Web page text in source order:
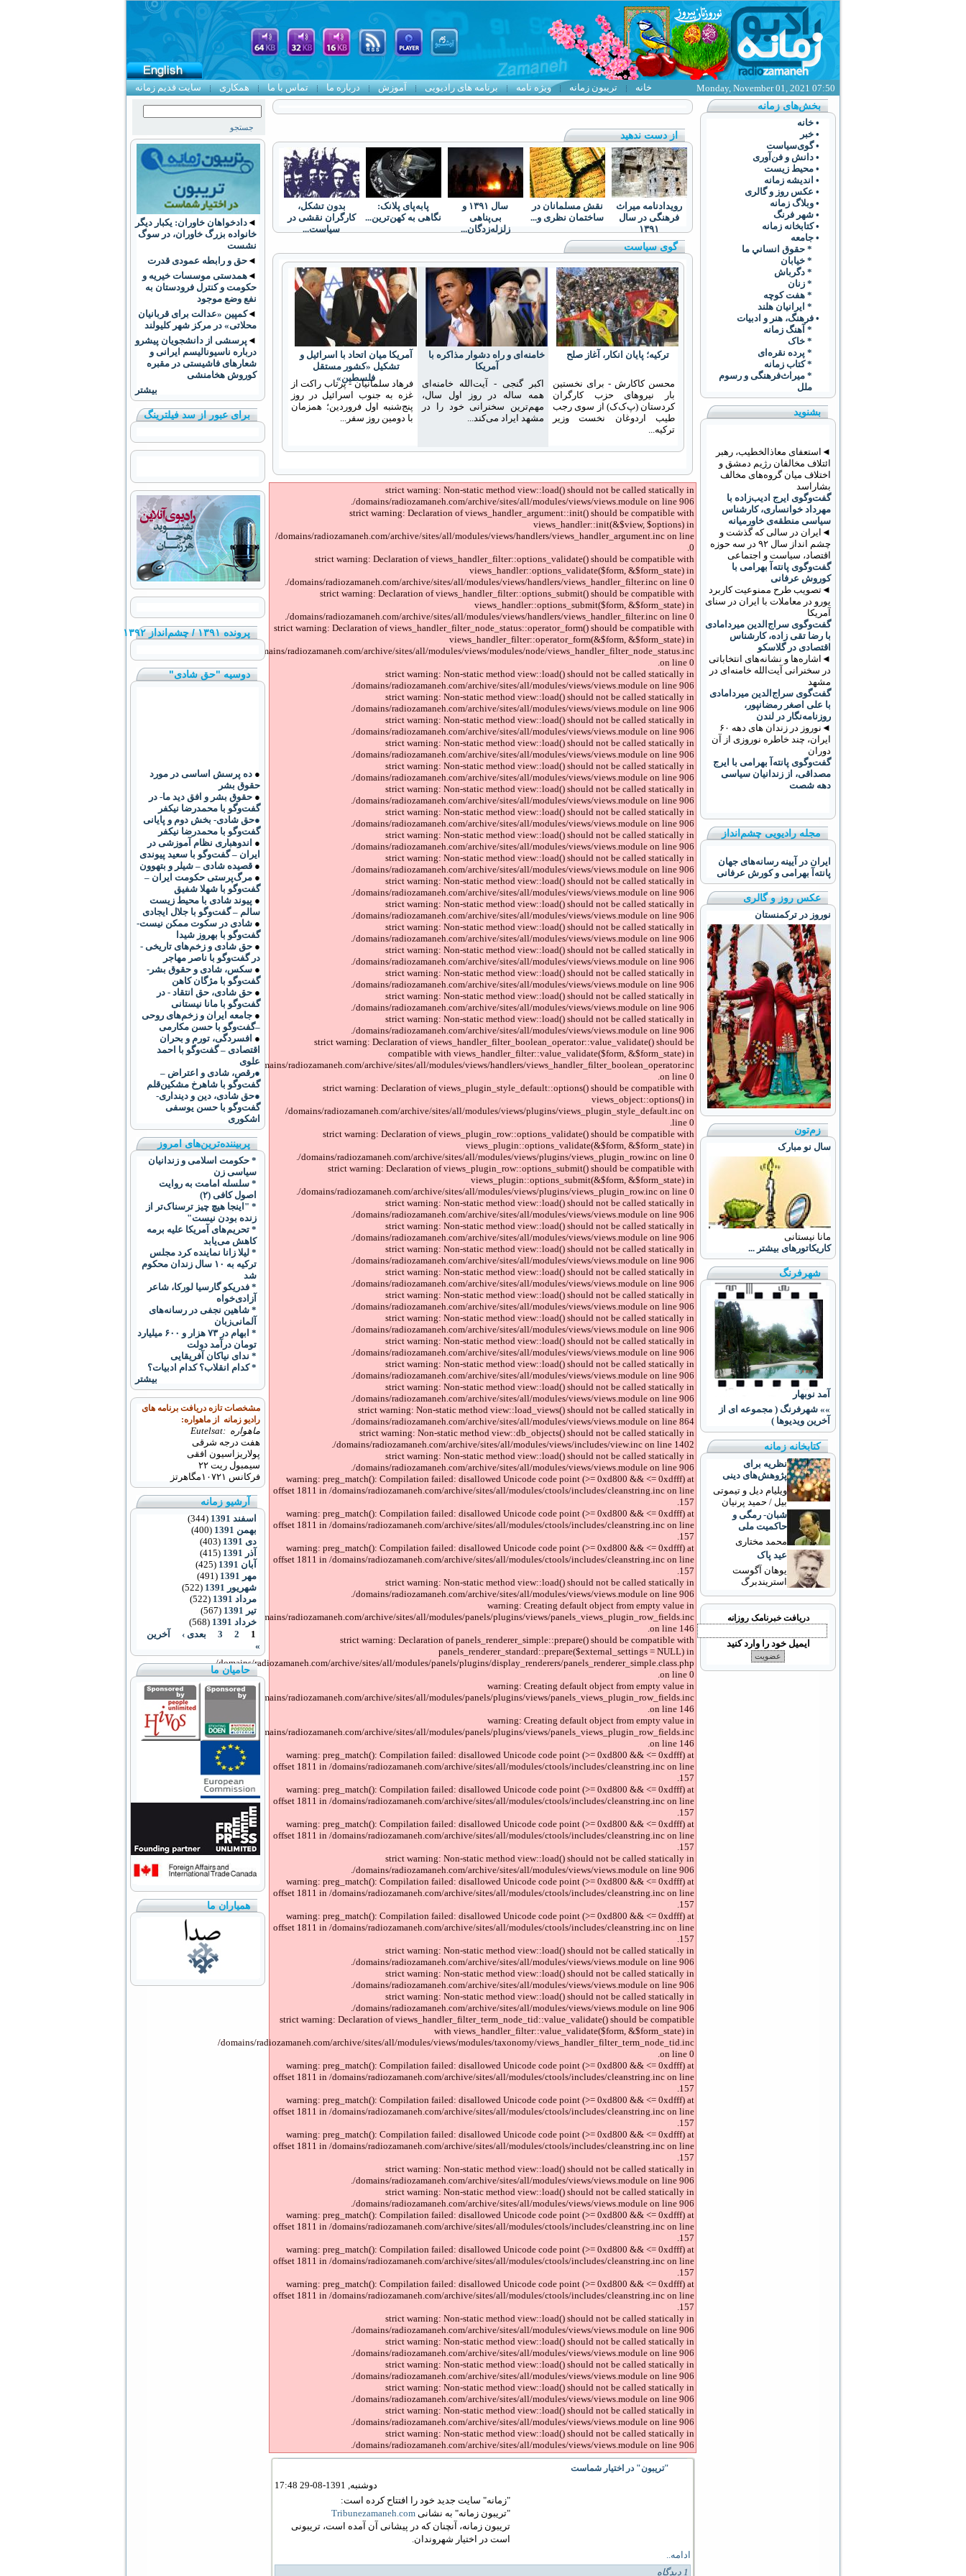
سایت قدیم زمانه همکاری تماس با ما درباره ما آموزش برنامه های رادیویی ویژه نامه تریبون زمانه خانه
بخش‌های زمانه
• خانه
• خبر
• گوی‌سياست
• دانش و فن‌آوری
• محیط زیست
• انديشه زمانه
• عکس روز و گالری
• وبلاگ زمانه
• شهر فرنگ
• کتابخانه زمانه
• جامعه
* حقوق انساني ما
* خيابان
* دگرباش
* زنان
* هفت کوچه
* ايرانيان هلند
• فرهنگ،‌ هنر و ادبيات
* آهنگ زمانه
* خاک
* پرده نقره‌ای
* کتاب زمانه
* ميراث‌فرهنگی و رسوم
ملل
بشنوید
◄استعفای معاذالخطیب، رهبر
ائتلاف مخالفان رژیم دمشق و
اختلاف میان گروه‌های مخالف
بشاراسد
گفت‌وگوی ایرج ادیب‌زاده با
مهرداد خوانساری، کارشناس
سیاسی منطقه‌ی خاورمیانه
◄ایران در سالی که گذشت و
چشم انداز سال ۹۲ در سه حوزه
اقتصاد، سیاست و اجتماعی
گفت‌وگوی پانته‌آ بهرامی با
کوروش عرفانی
◄تصویب طرح ممنوعیت کاربرد
يورو در معاملات با ايران در سنای
آمریکا
گفت‌وگوی سراج‌الدین میردامادی
با رضا تقی زاده، کارشناس
اقتصادی در گلاسکو
◄اشاره‌ها و نشانه‌های انتخاباتی
در سخنرانی آیت‌الله خامنه‌ای در
مشهد
گفت‌گوی سراج‌الدین میردامادی
با علی اصغر رمضانپور،
روزنامه‌نگار در لندن
◄نوروز در زندان های دهه ۶۰
ایران، چند خاطره نوروزی از آن
دوران
گفت‌وگوی پانته‌آ بهرامی با ایرج
مصداقی، از زندانیان سیاسی
دهه شصت
مجله رادیویی چشم‌انداز
ایران در آیینه رسانه‌های جهان
پانته‌آ بهرامی و کورش عرفانی
عکس روز و گالری
نوروز در ترکمنستان
زم‌تون
سال نو مبارک
مانا نیستانی
کاریکاتورهای بیشتر ...
شهرفرنگ
آمد نوبهار
»» شهرفرنگ ( مجموعه ای از
آخرین ویدیوها )
Monday, November 01, 2021 07:50
کتابخانه زمانه
نظریه‌‌ برای
پژوهش‌های دینی
ویلیام دیل و تیموتی
بیل / حمید پرنیان
شبان‌- رمگی و
حاکمیت ملی
محمد مختاری
عید پاک
یوهان آگوست
استریندبرگ
دریافت خبرنامک روزانه
ایمیل خود را وارد کنید
از دست ندهيد
رویدادنامه میراث
فرهنگی در سال
۱۳۹۱
نقش مسلمانان در
ساختمان نظری و...
سال ۱۳۹۱ و
بی‌پناهی
زلزله‌زدگان...
پابه‌پای پلانک:
نگاهی به کهن‌ترین...
بدون تشکل،
کارگران نقشی در
سیاست...
گوی سیاست
ترکیه؛ پایان انکار، آغاز صلح
محسن کاکارش - برای نخستین
بار نیروهای حزب کارگران
کردستان (پ‌ک‌ک) از سوی رجب
طیب اردوغان نخست وزیر
ترکیه...
خامنه‌ای و راه دشوار مذاکره با
آمریکا
اکبر گنجی - آیت‌الله خامنه‌ای
همه ساله در روز اول سال،
مهم‌ترین سخنرانی خود را در
مشهد ایراد می‌کند...
آمریکا میان اتحاد با اسرائیل و
تشکیل «کشور مستقل
فلسطین»
فرهاد سلمانیان - پرتاب راکت از
غزه به جنوب اسرائیل در روز
پنج‌شنبه‌ اول فروردین؛ همزمان
با دومین روز سفر...
strict warning: Non-static method view::load() should not be called statically in
/domains/radiozamaneh.com/archive/sites/all/modules/views/views.module on line 906.
strict warning: Declaration of views_handler_argument::init() should be compatible with
views_handler::init(&$view, $options) in
/domains/radiozamaneh.com/archive/sites/all/modules/views/handlers/views_handler_argument.inc on line
0.
strict warning: Declaration of views_handler_filter::options_validate() should be compatible with
views_handler::options_validate($form, &$form_state) in
/domains/radiozamaneh.com/archive/sites/all/modules/views/handlers/views_handler_filter.inc on line 0.
strict warning: Declaration of views_handler_filter::options_submit() should be compatible with
views_handler::options_submit($form, &$form_state) in
/domains/radiozamaneh.com/archive/sites/all/modules/views/handlers/views_handler_filter.inc on line 0.
strict warning: Declaration of views_handler_filter_node_status::operator_form() should be compatible with
views_handler_filter::operator_form(&$form, &$form_state) in
/domains/radiozamaneh.com/archive/sites/all/modules/views/modules/node/views_handler_filter_node_status.inc
on line 0.
strict warning: Non-static method view::load() should not be called statically in
/domains/radiozamaneh.com/archive/sites/all/modules/views/views.module on line 906.
strict warning: Non-static method view::load() should not be called statically in
/domains/radiozamaneh.com/archive/sites/all/modules/views/views.module on line 906.
strict warning: Non-static method view::load() should not be called statically in
/domains/radiozamaneh.com/archive/sites/all/modules/views/views.module on line 906.
strict warning: Non-static method view::load() should not be called statically in
/domains/radiozamaneh.com/archive/sites/all/modules/views/views.module on line 906.
strict warning: Non-static method view::load() should not be called statically in
/domains/radiozamaneh.com/archive/sites/all/modules/views/views.module on line 906.
strict warning: Non-static method view::load() should not be called statically in
/domains/radiozamaneh.com/archive/sites/all/modules/views/views.module on line 906.
strict warning: Non-static method view::load() should not be called statically in
/domains/radiozamaneh.com/archive/sites/all/modules/views/views.module on line 906.
strict warning: Non-static method view::load() should not be called statically in
/domains/radiozamaneh.com/archive/sites/all/modules/views/views.module on line 906.
strict warning: Non-static method view::load() should not be called statically in
/domains/radiozamaneh.com/archive/sites/all/modules/views/views.module on line 906.
strict warning: Non-static method view::load() should not be called statically in
/domains/radiozamaneh.com/archive/sites/all/modules/views/views.module on line 906.
strict warning: Non-static method view::load() should not be called statically in
/domains/radiozamaneh.com/archive/sites/all/modules/views/views.module on line 906.
strict warning: Non-static method view::load() should not be called statically in
/domains/radiozamaneh.com/archive/sites/all/modules/views/views.module on line 906.
strict warning: Non-static method view::load() should not be called statically in
/domains/radiozamaneh.com/archive/sites/all/modules/views/views.module on line 906.
strict warning: Non-static method view::load() should not be called statically in
/domains/radiozamaneh.com/archive/sites/all/modules/views/views.module on line 906.
strict warning: Non-static method view::load() should not be called statically in
/domains/radiozamaneh.com/archive/sites/all/modules/views/views.module on line 906.
strict warning: Non-static method view::load() should not be called statically in
/domains/radiozamaneh.com/archive/sites/all/modules/views/views.module on line 906.
strict warning: Declaration of views_handler_filter_boolean_operator::value_validate() should be
compatible with views_handler_filter::value_validate($form, &$form_state) in
/domains/radiozamaneh.com/archive/sites/all/modules/views/handlers/views_handler_filter_boolean_operator.inc
on line 0.
strict warning: Declaration of views_plugin_style_default::options() should be compatible with
views_object::options() in
/domains/radiozamaneh.com/archive/sites/all/modules/views/plugins/views_plugin_style_default.inc on
line 0.
strict warning: Declaration of views_plugin_row::options_validate() should be compatible with
views_plugin::options_validate(&$form, &$form_state) in
/domains/radiozamaneh.com/archive/sites/all/modules/views/plugins/views_plugin_row.inc on line 0.
strict warning: Declaration of views_plugin_row::options_submit() should be compatible with
views_plugin::options_submit(&$form, &$form_state) in
/domains/radiozamaneh.com/archive/sites/all/modules/views/plugins/views_plugin_row.inc on line 0.
strict warning: Non-static method view::load() should not be called statically in
/domains/radiozamaneh.com/archive/sites/all/modules/views/views.module on line 906.
strict warning: Non-static method view::load() should not be called statically in
/domains/radiozamaneh.com/archive/sites/all/modules/views/views.module on line 906.
strict warning: Non-static method view::load() should not be called statically in
/domains/radiozamaneh.com/archive/sites/all/modules/views/views.module on line 906.
strict warning: Non-static method view::load() should not be called statically in
/domains/radiozamaneh.com/archive/sites/all/modules/views/views.module on line 906.
strict warning: Non-static method view::load() should not be called statically in
/domains/radiozamaneh.com/archive/sites/all/modules/views/views.module on line 906.
strict warning: Non-static method view::load() should not be called statically in
/domains/radiozamaneh.com/archive/sites/all/modules/views/views.module on line 906.
strict warning: Non-static method view::load() should not be called statically in
/domains/radiozamaneh.com/archive/sites/all/modules/views/views.module on line 906.
strict warning: Non-static method view::load() should not be called statically in
/domains/radiozamaneh.com/archive/sites/all/modules/views/views.module on line 906.
strict warning: Non-static method view::load() should not be called statically in
/domains/radiozamaneh.com/archive/sites/all/modules/views/views.module on line 906.
strict warning: Non-static method view::load_views() should not be called statically in
/domains/radiozamaneh.com/archive/sites/all/modules/views/views.module on line 864.
strict warning: Non-static method view::db_objects() should not be called statically in
/domains/radiozamaneh.com/archive/sites/all/modules/views/includes/view.inc on line 1402.
strict warning: Non-static method view::load() should not be called statically in
/domains/radiozamaneh.com/archive/sites/all/modules/views/views.module on line 906.
warning: preg_match(): Compilation failed: disallowed Unicode code point (>= 0xd800 && <= 0xdfff) at
offset 1811 in /domains/radiozamaneh.com/archive/sites/all/modules/ctools/includes/cleanstring.inc on line
157.
warning: preg_match(): Compilation failed: disallowed Unicode code point (>= 0xd800 && <= 0xdfff) at
offset 1811 in /domains/radiozamaneh.com/archive/sites/all/modules/ctools/includes/cleanstring.inc on line
157.
warning: preg_match(): Compilation failed: disallowed Unicode code point (>= 0xd800 && <= 0xdfff) at
offset 1811 in /domains/radiozamaneh.com/archive/sites/all/modules/ctools/includes/cleanstring.inc on line
157.
strict warning: Non-static method view::load() should not be called statically in
/domains/radiozamaneh.com/archive/sites/all/modules/views/views.module on line 906.
warning: Creating default object from empty value in
/domains/radiozamaneh.com/archive/sites/all/modules/panels/plugins/views/panels_views_plugin_row_fields.inc
on line 146.
strict warning: Declaration of panels_renderer_simple::prepare() should be compatible with
panels_renderer_standard::prepare($external_settings = NULL) in
/domains/radiozamaneh.com/archive/sites/all/modules/panels/plugins/display_renderers/panels_renderer_simple.class.php
on line 0.
warning: Creating default object from empty value in
/domains/radiozamaneh.com/archive/sites/all/modules/panels/plugins/views/panels_views_plugin_row_fields.inc
on line 146.
warning: Creating default object from empty value in
/domains/radiozamaneh.com/archive/sites/all/modules/panels/plugins/views/panels_views_plugin_row_fields.inc
on line 146.
warning: preg_match(): Compilation failed: disallowed Unicode code point (>= 0xd800 && <= 0xdfff) at
offset 1811 in /domains/radiozamaneh.com/archive/sites/all/modules/ctools/includes/cleanstring.inc on line
157.
warning: preg_match(): Compilation failed: disallowed Unicode code point (>= 0xd800 && <= 0xdfff) at
offset 1811 in /domains/radiozamaneh.com/archive/sites/all/modules/ctools/includes/cleanstring.inc on line
157.
warning: preg_match(): Compilation failed: disallowed Unicode code point (>= 0xd800 && <= 0xdfff) at
offset 1811 in /domains/radiozamaneh.com/archive/sites/all/modules/ctools/includes/cleanstring.inc on line
157.
strict warning: Non-static method view::load() should not be called statically in
/domains/radiozamaneh.com/archive/sites/all/modules/views/views.module on line 906.
warning: preg_match(): Compilation failed: disallowed Unicode code point (>= 0xd800 && <= 0xdfff) at
offset 1811 in /domains/radiozamaneh.com/archive/sites/all/modules/ctools/includes/cleanstring.inc on line
157.
warning: preg_match(): Compilation failed: disallowed Unicode code point (>= 0xd800 && <= 0xdfff) at
offset 1811 in /domains/radiozamaneh.com/archive/sites/all/modules/ctools/includes/cleanstring.inc on line
157.
strict warning: Non-static method view::load() should not be called statically in
/domains/radiozamaneh.com/archive/sites/all/modules/views/views.module on line 906.
strict warning: Non-static method view::load() should not be called statically in
/domains/radiozamaneh.com/archive/sites/all/modules/views/views.module on line 906.
strict warning: Non-static method view::load() should not be called statically in
/domains/radiozamaneh.com/archive/sites/all/modules/views/views.module on line 906.
strict warning: Declaration of views_handler_filter_term_node_tid::value_validate() should be compatible
with views_handler_filter::value_validate($form, &$form_state) in
/domains/radiozamaneh.com/archive/sites/all/modules/views/modules/taxonomy/views_handler_filter_term_node_tid.inc
on line 0.
warning: preg_match(): Compilation failed: disallowed Unicode code point (>= 0xd800 && <= 0xdfff) at
offset 1811 in /domains/radiozamaneh.com/archive/sites/all/modules/ctools/includes/cleanstring.inc on line
157.
warning: preg_match(): Compilation failed: disallowed Unicode code point (>= 0xd800 && <= 0xdfff) at
offset 1811 in /domains/radiozamaneh.com/archive/sites/all/modules/ctools/includes/cleanstring.inc on line
157.
warning: preg_match(): Compilation failed: disallowed Unicode code point (>= 0xd800 && <= 0xdfff) at
offset 1811 in /domains/radiozamaneh.com/archive/sites/all/modules/ctools/includes/cleanstring.inc on line
157.
strict warning: Non-static method view::load() should not be called statically in
/domains/radiozamaneh.com/archive/sites/all/modules/views/views.module on line 906.
strict warning: Non-static method view::load() should not be called statically in
/domains/radiozamaneh.com/archive/sites/all/modules/views/views.module on line 906.
warning: preg_match(): Compilation failed: disallowed Unicode code point (>= 0xd800 && <= 0xdfff) at
offset 1811 in /domains/radiozamaneh.com/archive/sites/all/modules/ctools/includes/cleanstring.inc on line
157.
warning: preg_match(): Compilation failed: disallowed Unicode code point (>= 0xd800 && <= 0xdfff) at
offset 1811 in /domains/radiozamaneh.com/archive/sites/all/modules/ctools/includes/cleanstring.inc on line
157.
warning: preg_match(): Compilation failed: disallowed Unicode code point (>= 0xd800 && <= 0xdfff) at
offset 1811 in /domains/radiozamaneh.com/archive/sites/all/modules/ctools/includes/cleanstring.inc on line
157.
strict warning: Non-static method view::load() should not be called statically in
/domains/radiozamaneh.com/archive/sites/all/modules/views/views.module on line 906.
strict warning: Non-static method view::load() should not be called statically in
/domains/radiozamaneh.com/archive/sites/all/modules/views/views.module on line 906.
strict warning: Non-static method view::load() should not be called statically in
/domains/radiozamaneh.com/archive/sites/all/modules/views/views.module on line 906.
strict warning: Non-static method view::load() should not be called statically in
/domains/radiozamaneh.com/archive/sites/all/modules/views/views.module on line 906.
strict warning: Non-static method view::load() should not be called statically in
/domains/radiozamaneh.com/archive/sites/all/modules/views/views.module on line 906.
strict warning: Non-static method view::load() should not be called statically in
/domains/radiozamaneh.com/archive/sites/all/modules/views/views.module on line 906.
"تریبون" در اختیار شماست
دوشنبه, 1391-08-29 17:48
"زمانه" سایت جدید خود را افتتاح کرده است:
"تریبون زمانه" به نشانی Tribunezamaneh.com
تریبون زمانه، آنچنان که در پیشانی آن آمده است، تریبونی
است در اختیار شهروندان.
ادامه..
1 دیدگاه
◄ دادخواهان خاوران: یکبار دیگر
خانواده بزرگ خاوران، در سوگ
نشست
◄ حق و رابطه عمودی قدرت
◄ همدستی موسسات خیریه و
حکومت و کنترل فرودستان به
نفع وضع موجود
◄کمپین «عدالت برای قربانیان
محلاتی» در مرکز شهر کلیولند
◄ پرسشی از دانشجویان پیشرو
درباره ناسیونالیسم ایرانی و
شعارهای فاشیستی در مقبره
کوروش هخامنشی
بیشتر
برای عبور از سد فیلترینگ
پرونده ۱۳۹۱ / چشم‌انداز ۱۳۹۲
دوسیه "حق شادی"
● ده پرسش اساسی در مورد
حقوق بشر
● حقوق بشر و افق دید ما- در
گفت‌وگو با محمدرضا نیکفر
●حق شادی- بخش دوم و پایانی
گفت‌وگو با محمدرضا نیکفر
● اندوهباری نظام آموزشی در
ایران – گفت‌وگو با سعید پیوندی
● قصیده شادی – شیلر و بتهوون
● مرگ‌پرستی حکومت ایران –
گفت‌وگو با شهلا شفیق
● پیوند شادی با محیط زیست
سالم – گفت‌وگو با جلال ایجادی
● شادی در سکوت ممکن نیست-
گفت‌وگو با بهروز شیدا
● حق شادی و زخم‌های تاریخی -
در گفت‌وگو با ناصر مهاجر
● سکس، شادی و حقوق بشر-
گفت‌وگو با مژگان کاهن
● حق شادی، حق انتقاد - در
گفت‌وگو با مانا نیستانی
● جامعه ایران و زخم‌های روحی
–گفت‌وگو با حسن مکارمی
● افسردگی، تورم و بحران
اقتصادی – گفت‌وگو با احمد
علوی
●رقص، شادی و اعتراض –
گفت‌و‌گو با شاهرخ مشکین‌قلم
●حق شادی، دین و دینداری-
گفت‌وگو با حسن یوسفی
اشکوری
پربیننده‌ترین‌های امروز
* حکومت اسلامی و زندانیان
سیاسی زن
* سلسله امامت به روایت
اصول کافی (۲)
* "اینجا هیچ چیز ترسناک‌تر از
زنده بودن نیست"
* تحریم‌های آمریکا علیه برمه
کاهش می‌یابد
* ليلا زانا نماينده کرد مجلس
ترکيه به ۱۰ سال زندان محکوم
شد
* فدریکو گارسیا لورکا، شاعر
آزادی‌خواه
* شاهین نجفی در رسانه‌های
آلمانی‌زبان
* ابهام در ۷۳ هزار و ۶۰۰ ميليارد
تومان درآمد دولت
* ندای نیاکان آفریقایی
* کدام انقلاب؟ کدام ادبیات؟
بیشتر
مشخصات تازه دریافت برنامه های
رادیو زمانه از ماهواره:
ماهواره :Eutelsat
هفت درجه شرقی
پولاریزاسیون افقی
سیمبول ریت ۲۲
فرکانس ۱۰۷۲۱ مگاهرتز
آرشیو زمانه
اسفند 1391
(344)
بهمن 1391
(400)
دی 1391
(403)
آذر 1391
(415)
آبان 1391
(425)
مهر 1391
(491)
شهریور 1391
(522)
مرداد 1391
(522)
تیر 1391
(567)
خرداد 1391
(568)
1
2
3 بعدی ›
آخرین
»
حامیان ما
همیاران ما